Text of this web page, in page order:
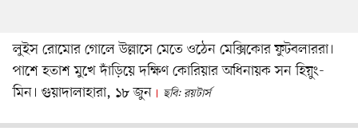
লুইস রোমোর গোলে উল্লাসে মেতে ওঠেন মেক্সিকোর ফুটবলাররা।
পাশে হতাশ মুখে দাঁড়িয়ে দক্ষিণ কোরিয়ার অধিনায়ক সন হিয়ুং-
মিন। গুয়াদালাহারা, ১৮ জুন
ছবি: রয়টার্স